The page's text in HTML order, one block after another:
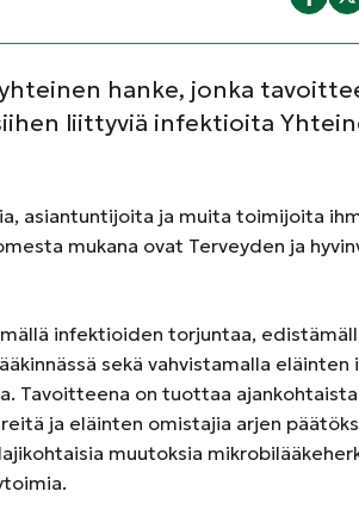
hanke, jonka
liittyviä infektioita
asiantuntijoita ja muita toimijoita
mukana ovat Terveyden ja
infektioiden torjuntaa,
sekä vahvistamalla eläinten
Tavoitteena on tuottaa
ja eläinten omistajia arjen
muutoksia